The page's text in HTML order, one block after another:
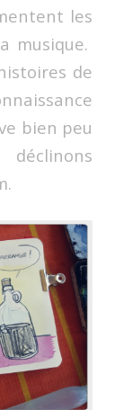
les
musique.
de
bien peu